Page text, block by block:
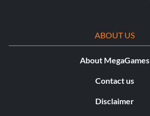
ABOUT US
About MegaGames
Contact us
Disclaimer